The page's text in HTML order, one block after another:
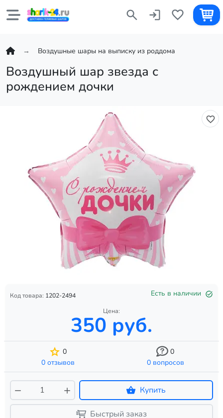
Воздушные шары на выписку из роддома
Воздушный шар звезда с
рождением дочки
Код товара: 1202-2494 Есть в наличии
Цена:
350 руб.
0
0 отзывов
0
0 вопросов
Купить
Быстрый заказ